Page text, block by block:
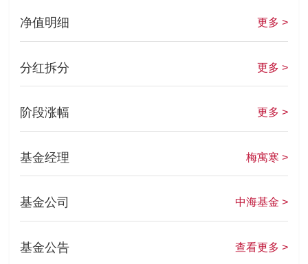
净值明细 更多 >
分红拆分 更多 >
阶段涨幅 更多 >
基金经理 梅寓寒 >
基金公司 中海基金 >
基金公告 查看更多 >